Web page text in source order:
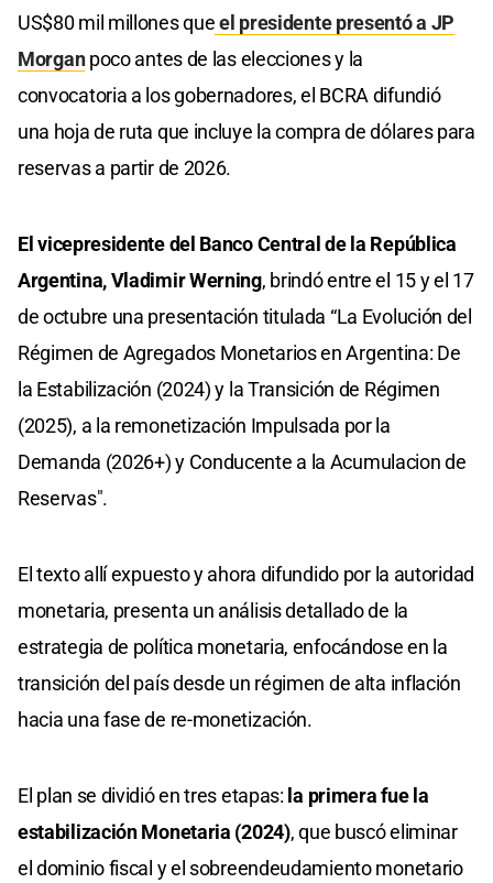
US$80 mil millones queel presidente presentó a JP
Morganpoco antes de las elecciones y la
convocatoria a los gobernadores, el BCRA difundió
una hoja de ruta que incluye la compra de dólares para
reservas a partir de 2026.
El vicepresidente del Banco Central de la República
Argentina, Vladimir Werning, brindó entre el 15 y el 17
de octubre una presentación titulada “La Evolución del
Régimen de Agregados Monetarios en Argentina: De
la Estabilización (2024) y la Transición de Régimen
(2025), a la remonetización Impulsada por la
Demanda (2026+) y Conducente a la Acumulacion de
Reservas".
El texto allí expuesto y ahora difundido por la autoridad
monetaria, presenta un análisis detallado de la
estrategia de política monetaria, enfocándose en la
transición del país desde un régimen de alta inflación
hacia una fase de re-monetización.
El plan se dividió en tres etapas: la primera fue la
estabilización Monetaria (2024), que buscó eliminar
el dominio fiscal y el sobreendeudamiento monetario